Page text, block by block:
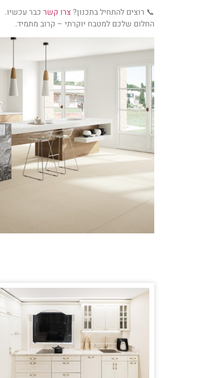
📞 רוצים להתחיל בתכנון? צרו קשר כבר עכשיו.
החלום שלכם למטבח יוקרתי – קרוב מתמיד.